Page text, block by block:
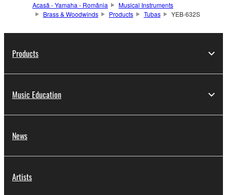
Acasă - Yamaha - România
Musical Instruments
Brass & Woodwinds
Products Tubas YEB-632S
Products
Music Education
News
Artists